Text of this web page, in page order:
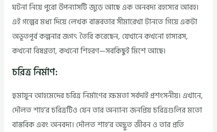
ঘটনা নিয়ে পুরো উপন্যাসটি জুড়ে আছে এক অনবদ্য রহস্যের আবহ।
এই গল্পের মধ্য দিয়ে লেখক বাস্তবতার সীমারেখা টানতে গিয়ে একটা
অভূতপূর্ব কল্পনার জগৎ তৈরি করেছেন, যেখানে কখনো হাস্যরস,
কখনো বিষণ্ণতা, কখনো শিহরণ—সবকিছুই মিশে আছে।
চরিত্র নির্মাণ:
হুমায়ূন আহমেদের চরিত্র নির্মাণের ক্ষমতা সর্বদাই প্রশংসনীয়। এখানে,
দৌলত শাহ’র চরিত্রটিও যেন তার অন্যান্য জনপ্রিয় চরিত্রগুলির মতো
বাস্তবিক এবং অনবদ্য। দৌলত শাহ’র অদ্ভুত জীবন ও তার প্রতি